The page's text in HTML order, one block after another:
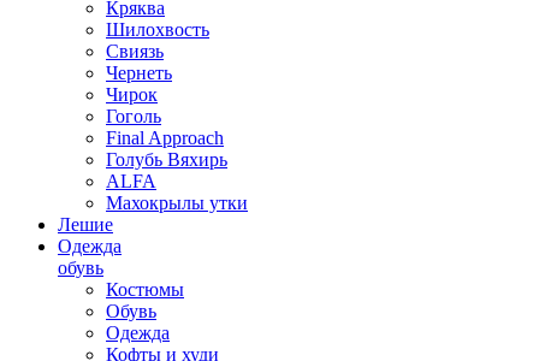
Кряква
Шилохвость
Свиязь
Чернеть
Чирок
Гоголь
Final Approach
Голубь Вяхирь
ALFA
Махокрылы утки
Лешие
Одежда
обувь
Костюмы
Обувь
Одежда
Кофты и худи